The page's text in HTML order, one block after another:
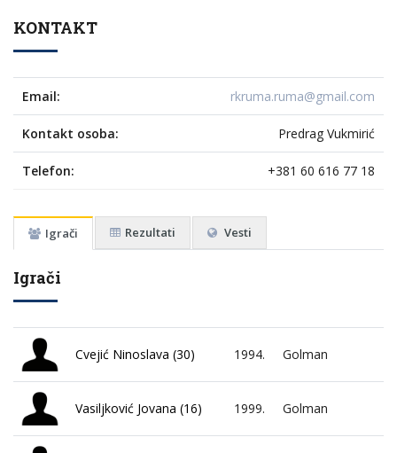
KONTAKT
Email: rkruma.ruma@gmail.com
Kontakt osoba: Predrag Vukmirić
Telefon: +381 60 616 77 18
Igrači Rezultati Vesti
Igrači
Cvejić Ninoslava (30) 1994. Golman
Vasiljković Jovana (16) 1999. Golman